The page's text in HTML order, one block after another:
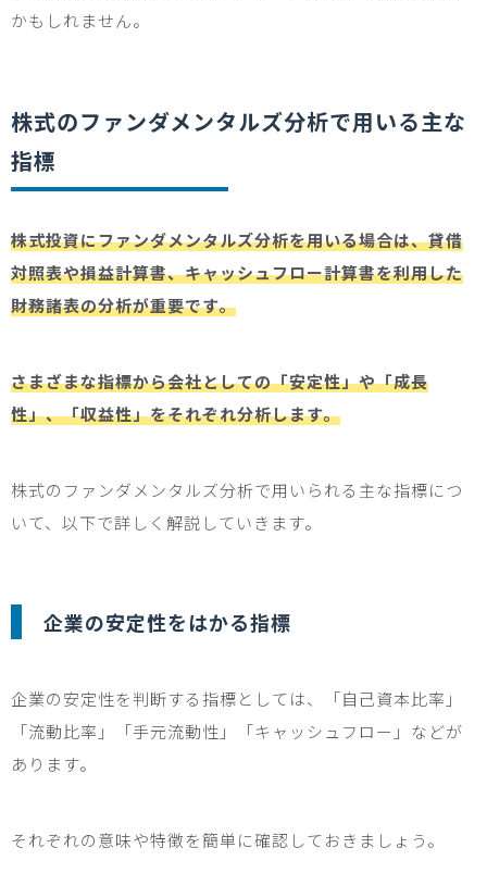
かもしれません。
株式のファンダメンタルズ分析で用いる主な
指標
株式投資にファンダメンタルズ分析を用いる場合は、貸借
対照表や損益計算書、キャッシュフロー計算書を利用した
財務諸表の分析が重要です。
さまざまな指標から会社としての「安定性」や「成長
性」、「収益性」をそれぞれ分析します。
株式のファンダメンタルズ分析で用いられる主な指標につ
いて、以下で詳しく解説していきます。
企業の安定性をはかる指標
企業の安定性を判断する指標としては、「自己資本比率」
「流動比率」「手元流動性」「キャッシュフロー」などが
あります。
それぞれの意味や特徴を簡単に確認しておきましょう。